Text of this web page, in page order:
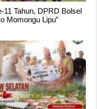
Tahun, DPRD Bolsel
Momongu Lipu”